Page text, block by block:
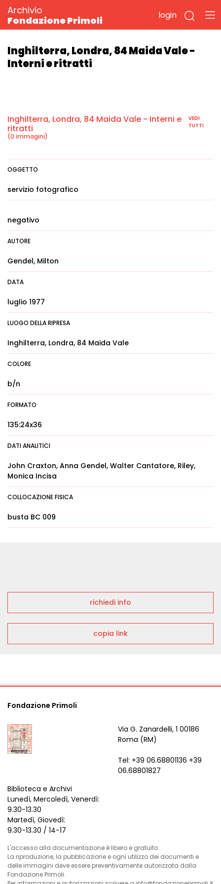
Archivio
Fondazione Primoli
login
Inghilterra, Londra, 84 Maida Vale -
Interni e ritratti
Inghilterra, Londra, 84 Maida Vale - Interni e
ritratti
(0 immagini)
VEDI
TUTTI
OGGETTO
servizio fotografico
negativo
AUTORE
Gendel, Milton
DATA
luglio 1977
LUOGO DELLA RIPRESA
Inghilterra, Londra, 84 Maida Vale
COLORE
b/n
FORMATO
135:24x36
DATI ANALITICI
John Craxton, Anna Gendel, Walter Cantatore, Riley,
Monica Incisa
COLLOCAZIONE FISICA
busta BC 009
richiedi info
copia link
Fondazione Primoli
Via G. Zanardelli, 1 00186
Roma (RM)
Tel: +39 06.68801136 +39
06.68801827
Biblioteca e Archivi
Lunedì, Mercoledì, Venerdì:
9.30-13.30
Martedì, Giovedì:
9.30-13.30 / 14-17
L'accesso alla documentazione è libero e gratuito.
La riproduzione, la pubblicazione e ogni utilizzo dei documenti e
delle immagini deve essere preventivamente autorizzata dalla
Fondazione Primoli.